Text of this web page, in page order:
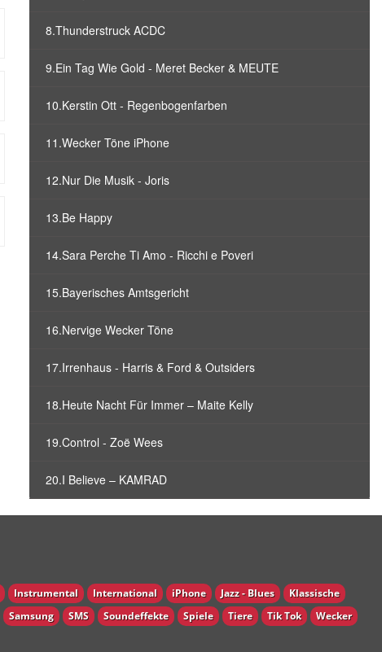
8.Thunderstruck ACDC
9.Ein Tag Wie Gold - Meret Becker & MEUTE
10.Kerstin Ott - Regenbogenfarben
11.Wecker Töne iPhone
12.Nur Die Musik - Joris
13.Be Happy
14.Sara Perche Ti Amo - Ricchi e Poveri
15.Bayerisches Amtsgericht
16.Nervige Wecker Töne
17.Irrenhaus - Harris & Ford & Outsiders
18.Heute Nacht Für Immer – Maite Kelly
19.Control - Zoë Wees
20.I Believe – KAMRAD
Instrumental International iPhone Jazz - Blues
Klassische
Samsung SMS Soundeffekte Spiele Tiere Tik Tok
Wecker